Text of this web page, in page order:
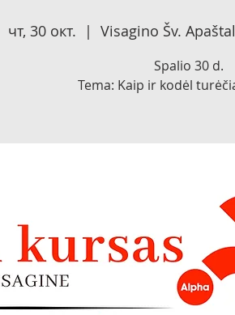
чт, 30 окт.
  |
Visagino Šv.
Spalio 30 d.
Tema: Kaip ir kodėl